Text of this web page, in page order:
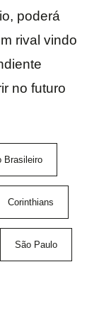
poderá
rival vindo
no futuro
Brasileiro
Corinthians
São Paulo